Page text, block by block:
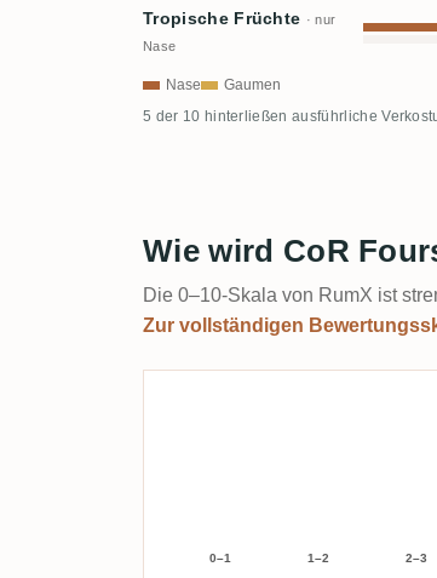
Tropische Früchte · nur
Nase
Nase Gaumen
5 der 10 hinterließen ausführliche
Wie wird CoR
Die 0–10-Skala von RumX ist
Zur vollständigen
0–1 1–2 2–3